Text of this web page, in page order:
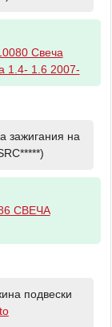
Свеча
1.4- 1.6 2007-
зажигания на
СВЕЧА
подвески